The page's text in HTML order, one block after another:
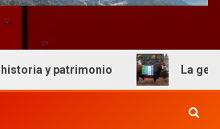
patrimonio La genética